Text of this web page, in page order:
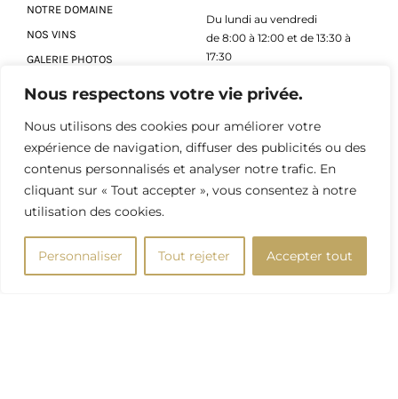
Nous respectons votre vie privée.
Nous utilisons des cookies pour améliorer votre
expérience de navigation, diffuser des publicités ou des
contenus personnalisés et analyser notre trafic. En
cliquant sur « Tout accepter », vous consentez à notre
utilisation des cookies.
Personnaliser Tout rejeter Accepter tout
NOTRE DOMAINE
NOS VINS
GALERIE PHOTOS
Du lundi au vendredi
de 8:00 à 12:00 et de 13:30 à
17:30
Adresse
4 Route de Nuits St Georges,
21700 Premeaux-Prissey
Contact